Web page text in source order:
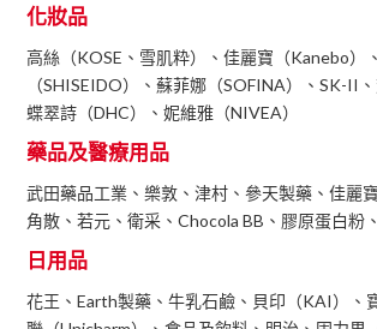
化妝品
高絲（KOSE、雪肌粋）、佳麗寶（Kanebo）
（SHISEIDO）、蘇菲娜（SOFINA）、SK-II
蝶翠詩（DHC）、妮維雅（NIVEA）
藥品及醫療用品
武田藥品工業、樂敦、津村、參天製藥、佳麗
角散、若元、衛采、Chocola BB、膠原蛋白粉
日用品
花王、Earth製藥、牛乳石鹼、貝印（KAI）、